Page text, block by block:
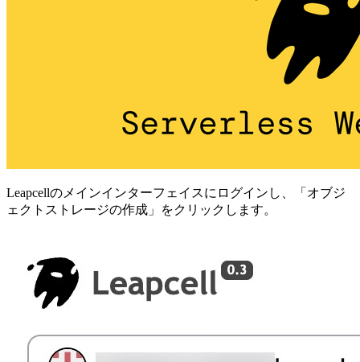
Leapcellのメインインターフェイスにログインし、「オブジ
ェクトストレージの作成」をクリックします。